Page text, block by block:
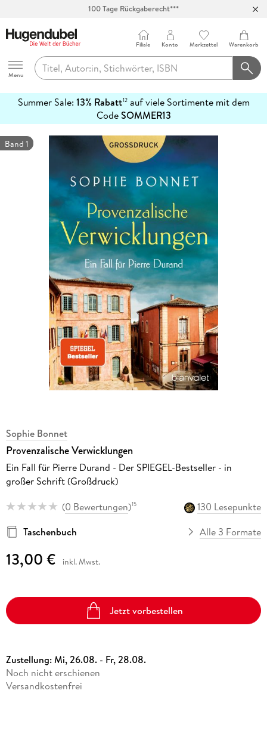
100 Tage Rückgaberecht***
Hugendubel
Menu
Filiale Konto Merkzettel Warenkorb
Summer Sale: 13% Rabatt12auf viele Sortimente mit dem
CodeSOMMER13
erfahren
Band 1
Sophie Bonnet
Provenzalische Verwicklungen
Ein Fall für Pierre Durand - Der SPIEGEL-Bestseller - in
großer Schrift (Großdruck)
(0 Bewertungen)15
130 Lesepunkte
Taschenbuch
Alle 3 Formate
13,00 € inkl. Mwst.
Jetzt vorbestellen
Zustellung:Mi, 26.08. - Fr, 28.08.
Noch nicht erschienen
Versandkostenfrei